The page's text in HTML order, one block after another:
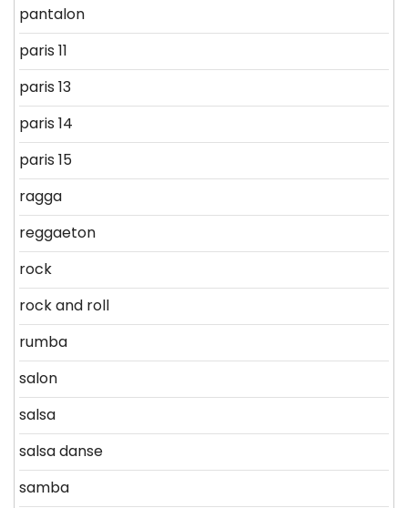
pantalon
paris 11
paris 13
paris 14
paris 15
ragga
reggaeton
rock
rock and roll
rumba
salon
salsa
salsa danse
samba